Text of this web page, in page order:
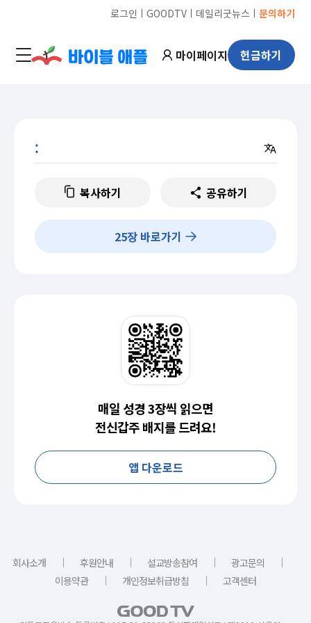
로그인 ㅣ GOODTVㅣ 데일리굿뉴스 ㅣ 문의하기
마이페이지 헌금하기
:
복사하기 공유하기
25장 바로가기
매일 성경 3장씩 읽으면
전신갑주 배지를 드려요!
앱 다운로드
회사소개 ｜ 후원안내 ｜ 설교방송참여 ｜ 광고문의
｜
이용약관
｜ 개인정보취급방침 ｜ 고객센터